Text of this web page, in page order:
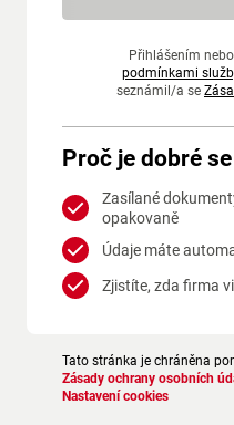
Přihlášením
podmínkami
seznámil/a se
Proč je dobré
Zasílané
opakovaně
Údaje máte
Zjistíte, zda firma
Tato stránka je chráněna
Zásady ochrany osobních
Nastavení cookies